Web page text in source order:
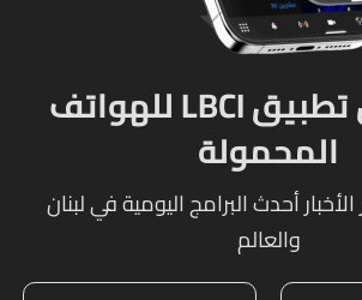
حمل الآن تطبيق LBCI للهواتف
المحمولة
أحدث البرامج اليومية في لبنان
والعالم